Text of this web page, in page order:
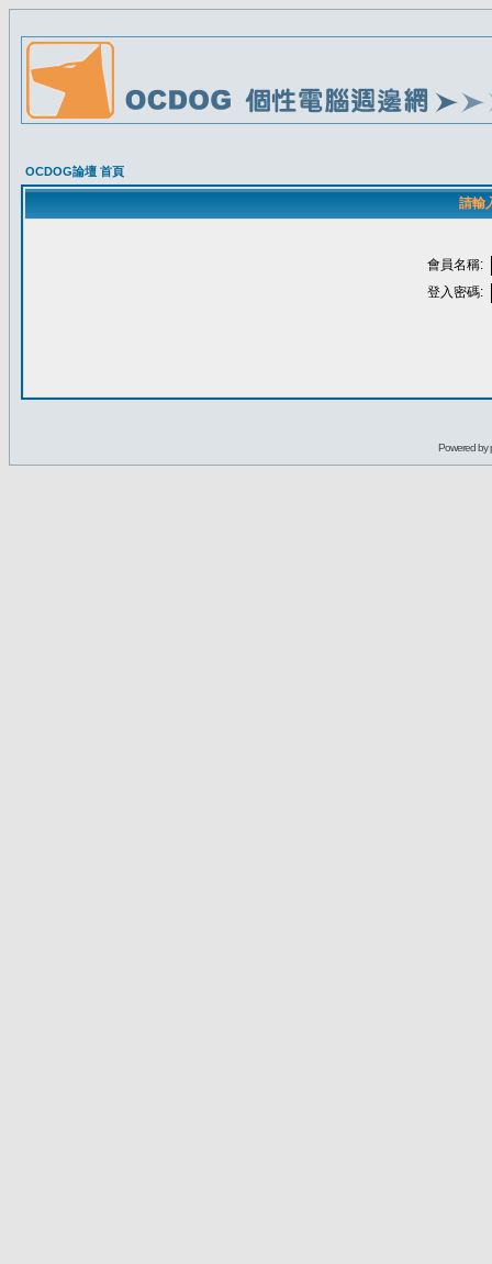
OCDOG論壇 首頁
請輸
會員名稱:
登入密碼:
Powered by